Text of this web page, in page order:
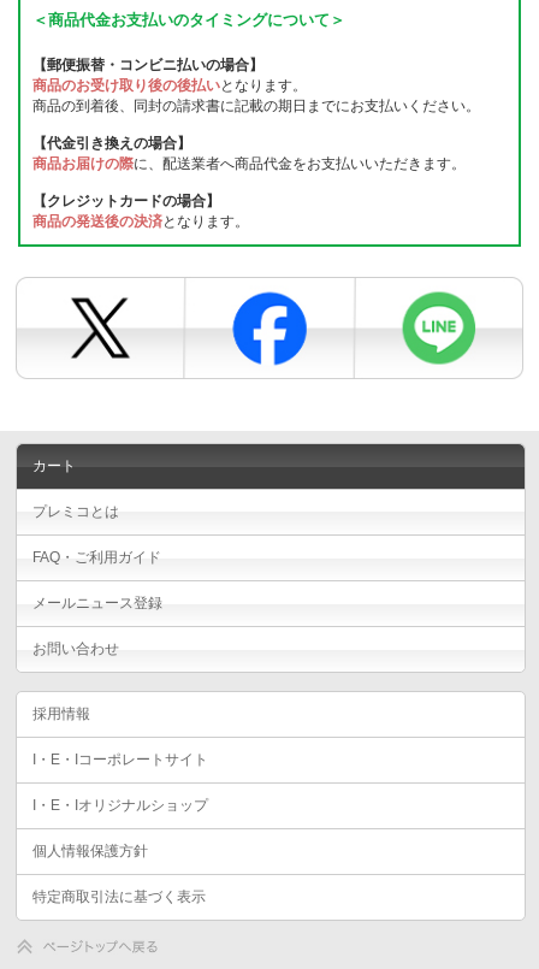
＜商品代金お支払いのタイミングについて＞
【郵便振替・コンビニ払いの場合】
商品のお受け取り後の後払いとなります。
商品の到着後、同封の請求書に記載の期日までにお支払いください。
【代金引き換えの場合】
商品お届けの際に、配送業者へ商品代金をお支払いいただきます。
【クレジットカードの場合】
商品の発送後の決済となります。
カート
プレミコとは
FAQ・ご利用ガイド
メールニュース登録
お問い合わせ
採用情報
I・E・Iコーポレートサイト
I・E・Iオリジナルショップ
個人情報保護方針
特定商取引法に基づく表示